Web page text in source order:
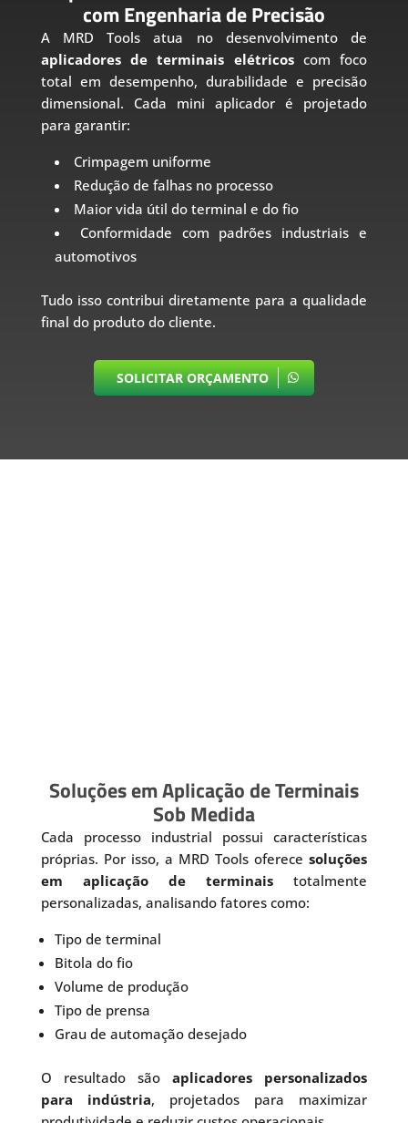
com Engenharia de Precisão
A MRD Tools atua no desenvolvimento de
aplicadores de terminais elétricoscom foco
total em desempenho, durabilidade e precisão
dimensional. Cada mini aplicador é projetado
para garantir:
Crimpagem uniforme
Redução de falhas no processo
Maior vida útil do terminal e do fio
Conformidade com padrões industriais e
automotivos
Tudo isso contribui diretamente para a qualidade
final do produto do cliente.
SOLICITAR ORÇAMENTO
Soluções em Aplicação de Terminais
Sob Medida
Cada processo industrial possui características
próprias. Por isso, a MRD Tools oferecesoluções
em aplicação de terminais totalmente
personalizadas, analisando fatores como:
Tipo de terminal
Bitola do fio
Volume de produção
Tipo de prensa
Grau de automação desejado
O resultado sãoaplicadores personalizados
para indústria, projetados para maximizar